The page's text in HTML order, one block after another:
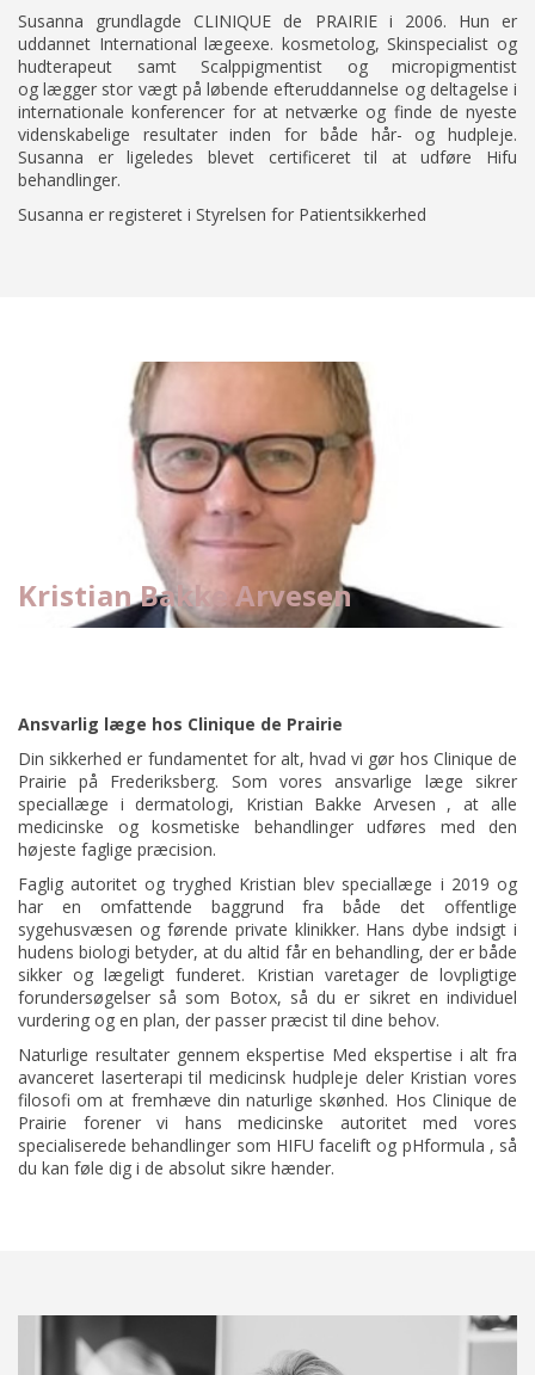
Susanna grundlagde CLINIQUE de PRAIRIE i 2006. Hun er
uddannet International lægeexe. kosmetolog, Skinspecialist og
hudterapeut samt Scalppigmentist og micropigmentist
og lægger stor vægt på løbende efteruddannelse og deltagelse i
internationale konferencer for at netværke og finde de nyeste
videnskabelige resultater inden for både hår- og hudpleje.
Susanna er ligeledes blevet certificeret til at udføre Hifu
behandlinger.
Susanna er registeret i Styrelsen for Patientsikkerhed
Kristian Bakke Arvesen
Ansvarlig læge hos Clinique de Prairie
Din sikkerhed er fundamentet for alt, hvad vi gør hos Clinique de
Prairie på Frederiksberg. Som vores ansvarlige læge sikrer
speciallæge i dermatologi, Kristian Bakke Arvesen , at alle
medicinske og kosmetiske behandlinger udføres med den
højeste faglige præcision.
Faglig autoritet og tryghed Kristian blev speciallæge i 2019 og
har en omfattende baggrund fra både det offentlige
sygehusvæsen og førende private klinikker. Hans dybe indsigt i
hudens biologi betyder, at du altid får en behandling, der er både
sikker og lægeligt funderet. Kristian varetager de lovpligtige
forundersøgelser så som Botox, så du er sikret en individuel
vurdering og en plan, der passer præcist til dine behov.
Naturlige resultater gennem ekspertise Med ekspertise i alt fra
avanceret laserterapi til medicinsk hudpleje deler Kristian vores
filosofi om at fremhæve din naturlige skønhed. Hos Clinique de
Prairie forener vi hans medicinske autoritet med vores
specialiserede behandlinger som HIFU facelift og pHformula , så
du kan føle dig i de absolut sikre hænder.